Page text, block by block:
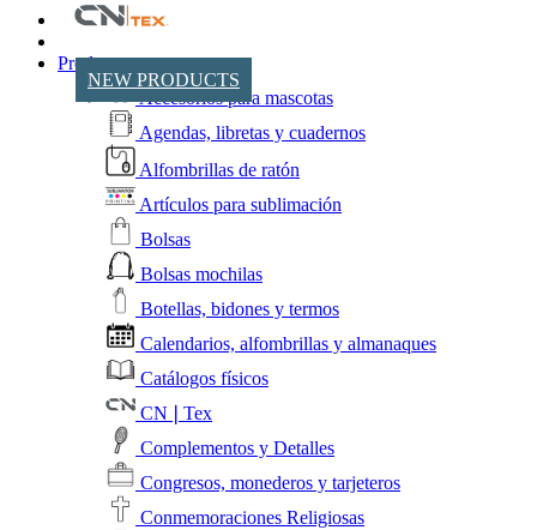
NEW PRODUCTS
Productos
Accesorios para mascotas
Agendas, libretas y cuadernos
Alfombrillas de ratón
Artículos para sublimación
Bolsas
Bolsas mochilas
Botellas, bidones y termos
Calendarios, alfombrillas y almanaques
Catálogos físicos
CN❘Tex
Complementos y Detalles
Congresos, monederos y tarjeteros
Conmemoraciones Religiosas